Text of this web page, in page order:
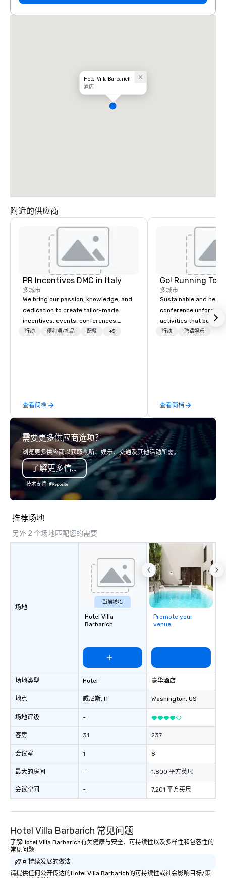
Hotel Villa Barbarich
酒店
附近的供应商
PR Incentives DMC in Italy
多城市
We bring our passion, knowledge, and
dedication to create tailor-made
incentives, events, conferences,
meetings, product launches, and
行动 便利项/礼品 配餐 +5
查看简档
Go! Running
多城市
Sustainable and
conference
activities that boost
lower carbon
行动 聘请娱乐
查看简档
需要更多供应商选项？
浏览更多供应商以获取视听、娱乐、交通及其他活动所需。
了解更多信息
技术支持
推荐场地
另外 2 个场地匹配您的需要
场地
场地类型
地点
场地评级
客房
会议室
最大的房间
会议空间
当前场地
Hotel Villa
Barbarich
Hotel
威尼斯, IT
-
31
1
-
-
Promote your
venue
豪华酒店
Washington, US
237
8
1,800 平方英尺
7,201 平方英尺
Hotel Villa Barbarich 常见问题
了解Hotel Villa Barbarich有关健康与安全、可持续性以及多样性和包容性的
常见问题
可持续发展的做法
请提供任何公开传达的Hotel Villa Barbarich的可持续性或社会影响目标/策